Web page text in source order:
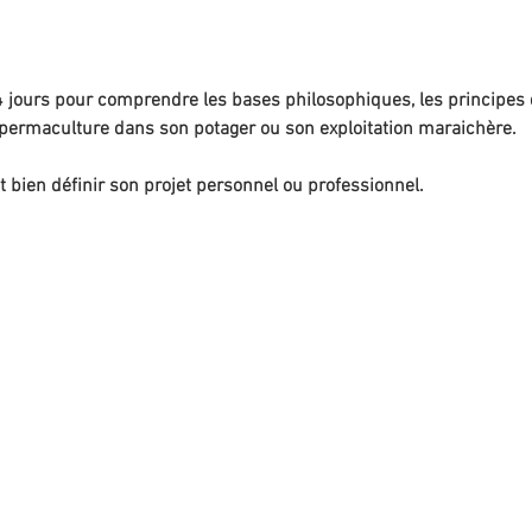
jours pour comprendre les bases philosophiques, les
dans son potager ou son exploitation maraichère.
bien définir son projet personnel ou professionnel.